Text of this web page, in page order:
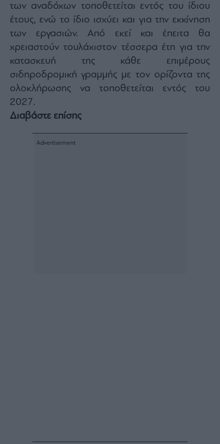
των αναδόχων τοποθετείται εντός του ίδιου
έτους, ενώ το ίδιο ισχύει και για την εκκίνηση
των εργασιών. Από εκεί και έπειτα θα
χρειαστούν τουλάχιστον τέσσερα έτη για την
κατασκευή της κάθε επιμέρους
σιδηροδρομική γραμμής με τον ορίζοντα της
ολοκλήρωσης να τοποθετείται εντός του
2027.
Διαβάστε επίσης